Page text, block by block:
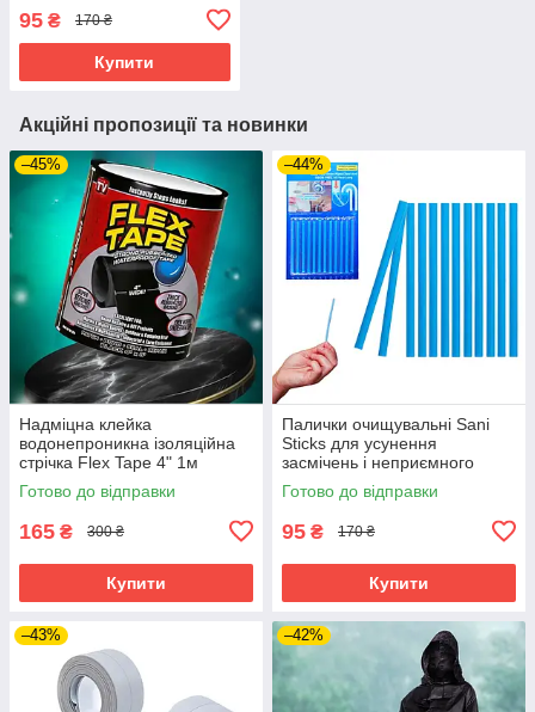
трубах
95 ₴ 170 ₴
Купити
Акційні пропозиції та новинки
–45%
Надміцна клейка
водонепроникна ізоляційна
стрічка Flex Tape 4" 1м
Ремонтний скотч для всіх
покриттів
Готово до відправки
165 ₴ 300 ₴
Купити
–44%
Палички очищувальні Sani
Sticks для усунення
засмічень і неприємного
запаху в раковинах і трубах
Готово до відправки
95 ₴ 170 ₴
Купити
–43% –42%